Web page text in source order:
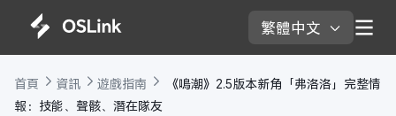
繁體中文
首頁 資訊 遊戲指南
《鳴潮》2.5版本新角「弗洛洛」完整情
報：技能、聲骸、潛在隊友